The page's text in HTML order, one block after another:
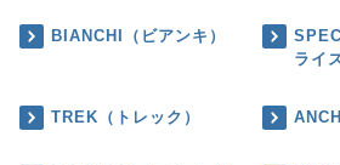
BIANCHI（ビアンキ）
ライ
TREK（トレック）